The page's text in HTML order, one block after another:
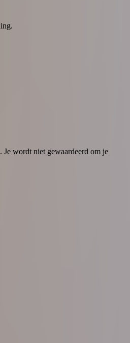
Je wordt niet gewaardeerd om je